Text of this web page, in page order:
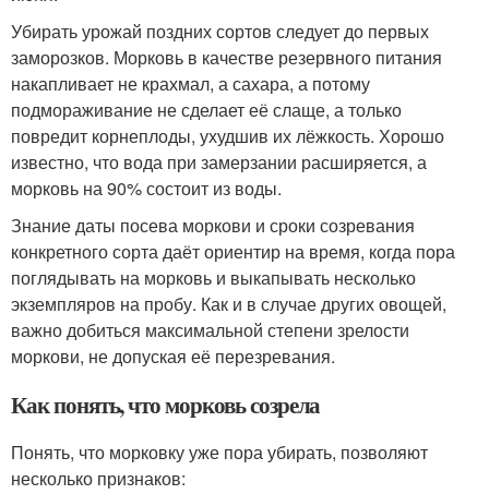
Убирать урожай поздних сортов следует до первых
заморозков. Морковь в качестве резервного питания
накапливает не крахмал, а сахара, а потому
подмораживание не сделает её слаще, а только
повредит корнеплоды, ухудшив их лёжкость. Хорошо
известно, что вода при замерзании расширяется, а
морковь на 90% состоит из воды.
Знание даты посева моркови и сроки созревания
конкретного сорта даёт ориентир на время, когда пора
поглядывать на морковь и выкапывать несколько
экземпляров на пробу. Как и в случае других овощей,
важно добиться максимальной степени зрелости
моркови, не допуская её перезревания.
Как понять, что морковь созрела
Понять, что морковку уже пора убирать, позволяют
несколько признаков: